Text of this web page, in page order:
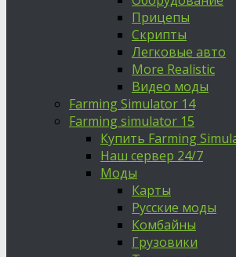
Прицепы
Скрипты
Легковые авто
More Realistic
Видео моды
Farming Simulator 14
Farming simulator 15
Купить Farming
Наш сервер 24/7
Моды
Карты
Русские моды
Комбайны
Грузовики